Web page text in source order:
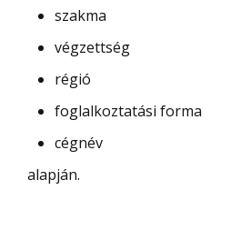
szakma
végzettség
régió
foglalkoztatási forma
cégnév
alapján.